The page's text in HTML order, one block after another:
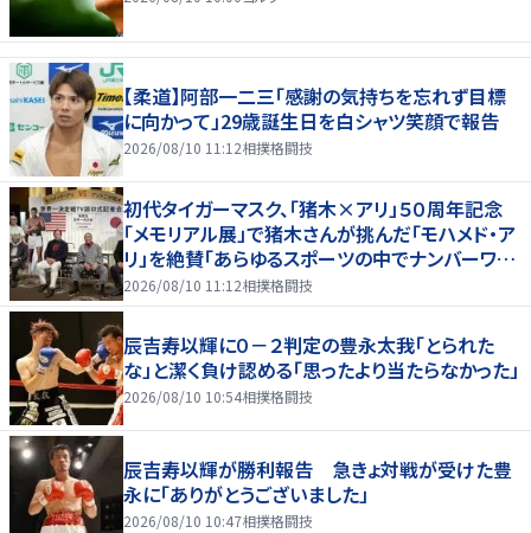
【柔道】阿部一二三「感謝の気持ちを忘れず目標
に向かって」29歳誕生日を白シャツ笑顔で報告
2026/08/10 11:12相撲格闘技
初代タイガーマスク、「猪木×アリ」５０周年記念
「メモリアル展」で猪木さんが挑んだ「モハメド・ア
リ」を絶賛「あらゆるスポーツの中でナンバーワン
の存在」
2026/08/10 11:12相撲格闘技
辰吉寿以輝に０－２判定の豊永太我「とられた
な」と潔く負け認める「思ったより当たらなかった」
2026/08/10 10:54相撲格闘技
辰吉寿以輝が勝利報告 急きょ対戦が受けた豊
永に「ありがとうございました」
2026/08/10 10:47相撲格闘技